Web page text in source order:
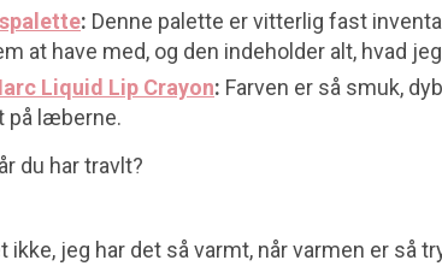
: Denne palette er vitterlig fast
at have med, og den indeholder alt, hvad
Liquid Lip Crayon: Farven er så smuk,
på læberne.
du har travlt?
jeg har det så varmt, når varmen er så